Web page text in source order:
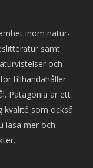
inom natur-
samt
och
tillhandahåller
Patagonia är ett
kvalité som också
läsa mer och